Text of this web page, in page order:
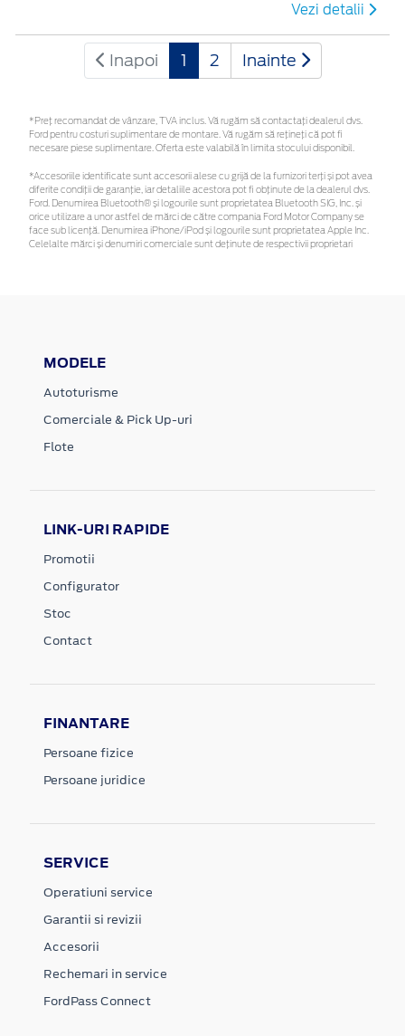
Vezi detalii
Inapoi 1 2 Inainte
*Preţ recomandat de vânzare, TVA inclus. Vă rugăm să contactaţi dealerul dvs.
Ford pentru costuri suplimentare de montare. Vă rugăm să rețineți că pot fi
necesare piese suplimentare. Oferta este valabilă în limita stocului disponibil.
*Accesoriile identificate sunt accesorii alese cu grijă de la furnizori terți și pot avea
diferite condiții de garanție, iar detaliile acestora pot fi obținute de la dealerul dvs.
Ford. Denumirea Bluetooth® și logourile sunt proprietatea Bluetooth SIG, Inc. și
orice utilizare a unor astfel de mărci de către compania Ford Motor Company se
face sub licență. Denumirea iPhone/iPod și logourile sunt proprietatea Apple Inc.
Celelalte mărci și denumiri comerciale sunt deținute de respectivii proprietari
MODELE
Autoturisme
Comerciale & Pick Up-uri
Flote
LINK-URI RAPIDE
Promotii
Configurator
Stoc
Contact
FINANTARE
Persoane fizice
Persoane juridice
SERVICE
Operatiuni service
Garantii si revizii
Accesorii
Rechemari in service
FordPass Connect